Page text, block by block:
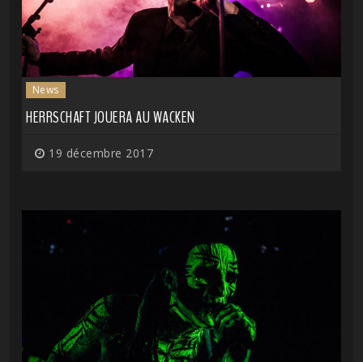
News
HERRSCHAFT JOUERA AU WACKEN
19 décembre 2017